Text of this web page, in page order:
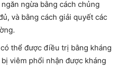
ngừa bằng cách chủng
và bằng cách giải quyết các
thể được điều trị bằng kháng
viêm phổi nhận được kháng